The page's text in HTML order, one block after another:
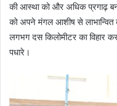
की आस्था को और अधिक प्रगाढ़
को अपने मंगल आशीष से लाभान्वित
लगभग दस किलोमीटर का विहार
पधारे।